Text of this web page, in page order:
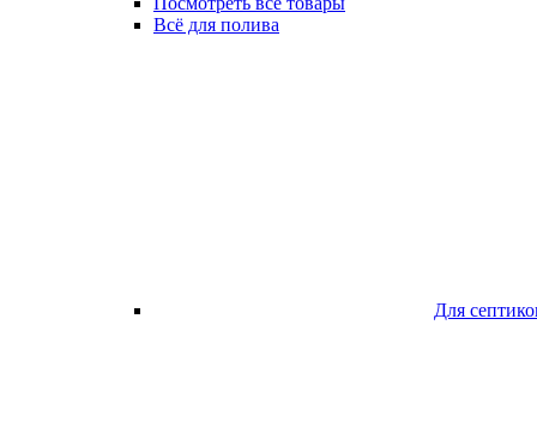
Всё для полива
Для